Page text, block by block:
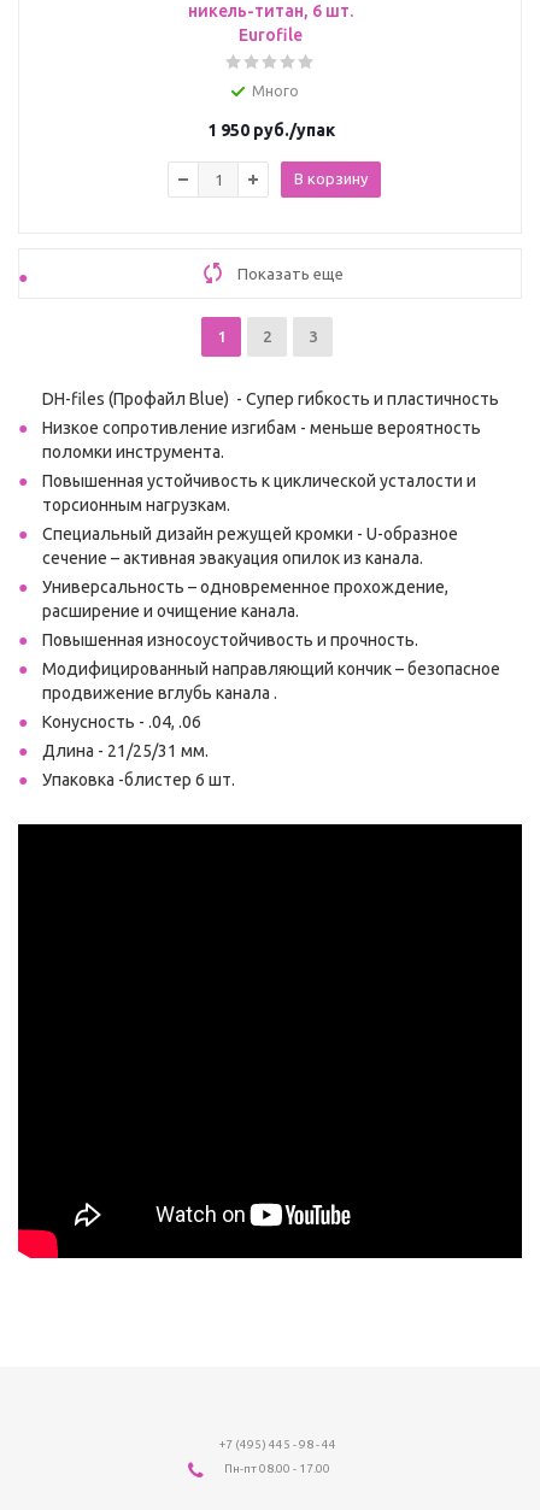
никель-титан, 6 шт.
Eurofile
Много
1 950руб./упак
В корзину
Показать еще
1 2 3
DH-files (Профайл Blue) - Супер гибкость и пластичность
Низкое сопротивление изгибам - меньше вероятность
поломки инструмента.
Повышенная устойчивость к циклической усталости и
торсионным нагрузкам.
Специальный дизайн режущей кромки - U-образное
сечение – активная эвакуация опилок из канала.
Универсальность – одновременное прохождение,
расширение и очищение канала.
Повышенная износоустойчивость и прочность.
Модифицированный направляющий кончик – безопасное
продвижение вглубь канала .
Конусность - .04, .06
Длина - 21/25/31 мм.
Упаковка -блистер 6 шт.
+7 (495) 445 - 98 - 44
Пн-пт 08.00 - 17.00